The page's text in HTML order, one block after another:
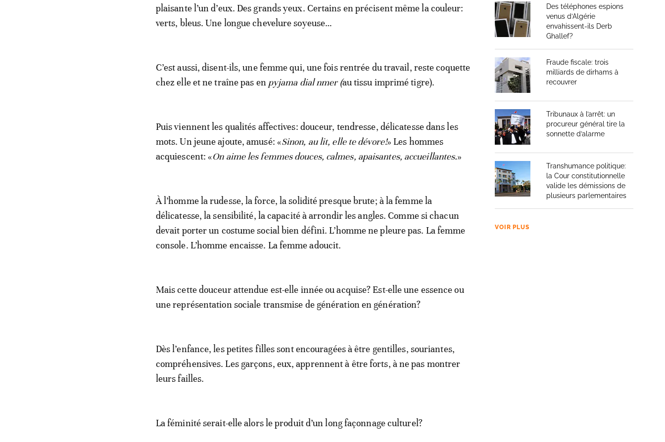
plaisante l’un d’eux. Des grands yeux. Certains en précisent même la couleur:
verts, bleus. Une longue chevelure soyeuse…
C’est aussi, disent-ils, une femme qui, une fois rentrée du travail, reste coquette
chez elle et ne traîne pas en pyjama dial nmer (au tissu imprimé tigre).
Puis viennent les qualités affectives: douceur, tendresse, délicatesse dans les
mots. Un jeune ajoute, amusé: «Sinon, au lit, elle te dévore!» Les hommes
acquiescent: «On aime les femmes douces, calmes, apaisantes, accueillantes.»
À l’homme la rudesse, la force, la solidité presque brute; à la femme la
délicatesse, la sensibilité, la capacité à arrondir les angles. Comme si chacun
devait porter un costume social bien défini. L’homme ne pleure pas. La femme
console. L’homme encaisse. La femme adoucit.
Mais cette douceur attendue est-elle innée ou acquise? Est-elle une essence ou
une représentation sociale transmise de génération en génération?
Dès l’enfance, les petites filles sont encouragées à être gentilles, souriantes,
compréhensives. Les garçons, eux, apprennent à être forts, à ne pas montrer
leurs failles.
La féminité serait-elle alors le produit d’un long façonnage culturel?
Des téléphones espions
venus d’Algérie
envahissent-ils Derb
Ghallef?
Fraude fiscale: trois
milliards de dirhams à
recouvrer
Tribunaux à l’arrêt: un
procureur général tire la
sonnette d’alarme
Transhumance politique:
la Cour constitutionnelle
valide les démissions de
plusieurs parlementaires
VOIR PLUS